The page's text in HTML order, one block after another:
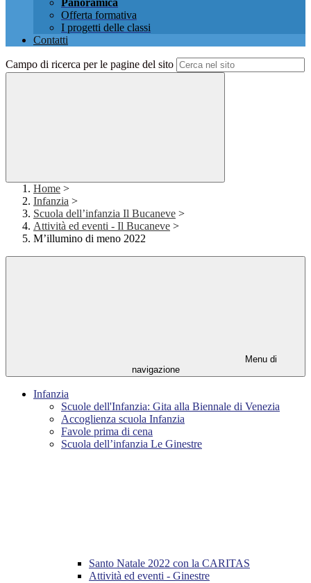
Panoramica
Offerta formativa
I progetti delle classi
Contatti
Campo di ricerca per le pagine del sito
Home >
Infanzia >
Scuola dell’infanzia Il Bucaneve >
Attività ed eventi - Il Bucaneve >
M’illumino di meno 2022
Menu di
navigazione
Infanzia
Scuole dell'Infanzia: Gita alla Biennale di Venezia
Accoglienza scuola Infanzia
Favole prima di cena
Scuola dell’infanzia Le Ginestre
Santo Natale 2022 con la CARITAS
Attività ed eventi - Ginestre